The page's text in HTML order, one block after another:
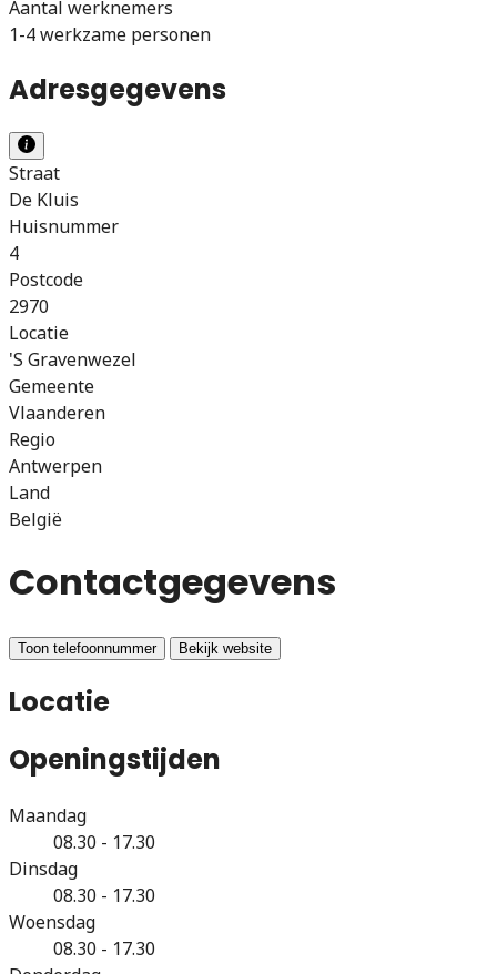
Aantal werknemers
1-4 werkzame personen
Adresgegevens
Straat
De Kluis
Huisnummer
4
Postcode
2970
Locatie
'S Gravenwezel
Gemeente
Vlaanderen
Regio
Antwerpen
Land
België
Contactgegevens
Toon telefoonnummer Bekijk website
Locatie
Openingstijden
Maandag
08.30 - 17.30
Dinsdag
08.30 - 17.30
Woensdag
08.30 - 17.30